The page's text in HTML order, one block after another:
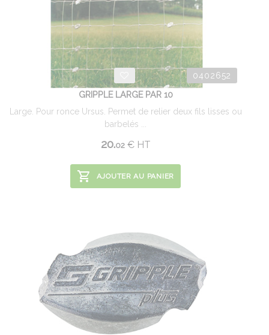
0402652
GRIPPLE LARGE PAR 10
Large. Pour ronce Ursus. Permet de relier deux fils lisses ou
barbelés ...
20.02 €HT
AJOUTER AU PANIER